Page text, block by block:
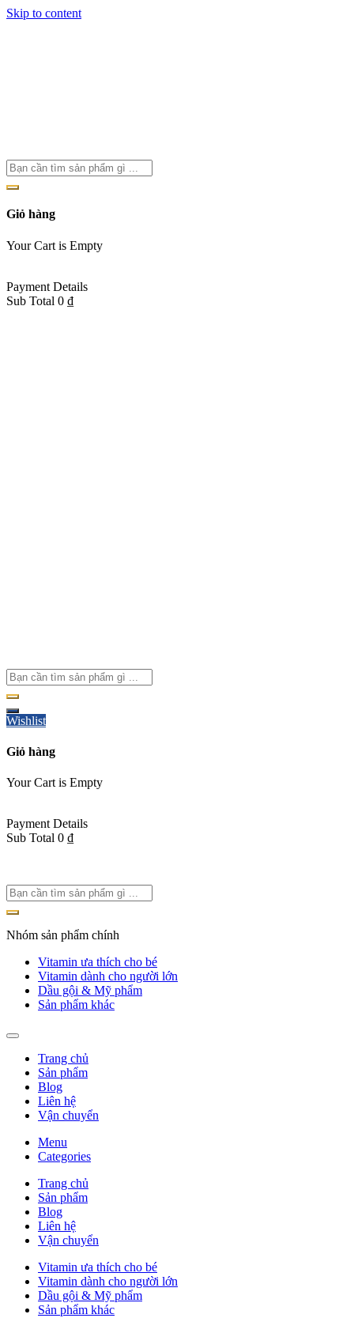
Skip to content
Giỏ hàng
Your Cart is Empty
Payment Details
Sub Total 0 ₫
Wishlist
Giỏ hàng
Your Cart is Empty
Payment Details
Sub Total 0 ₫
Nhóm sản phẩm chính
Vitamin ưa thích cho bé
Vitamin dành cho người lớn
Dầu gội & Mỹ phẩm
Sản phẩm khác
Trang chủ
Sản phẩm
Blog
Liên hệ
Vận chuyển
Menu
Categories
Trang chủ
Sản phẩm
Blog
Liên hệ
Vận chuyển
Vitamin ưa thích cho bé
Vitamin dành cho người lớn
Dầu gội & Mỹ phẩm
Sản phẩm khác